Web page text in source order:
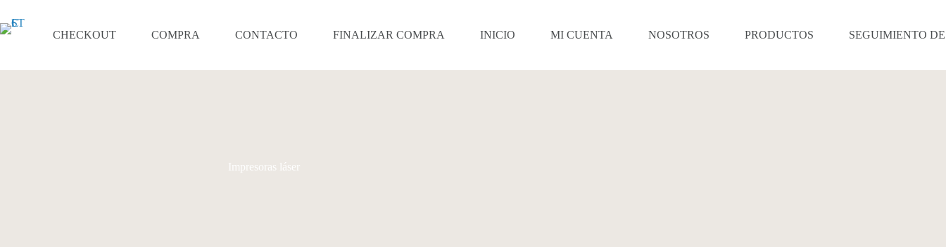
contenido
CHECKOUT COMPRA CONTACTO FINALIZAR COMPRA INICIO MI CUENTA NOSOTROS PRODUCTOS SEGUIMIENTO
Impresoras láser